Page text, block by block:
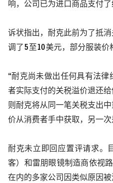
响，公司已为进口商品支付了
诉状指出，耐克此前为了抵
调了 5 至 10 美元，部分服装价
“耐克尚未做出任何具有法
者实际支付的关税溢价退还
则耐克将从同一笔关税支出
价从消费者手中获取，另一
耐克未立即回应置评请求。
客）和雷朋眼镜制造商依视
在内的多家公司因类似原因被